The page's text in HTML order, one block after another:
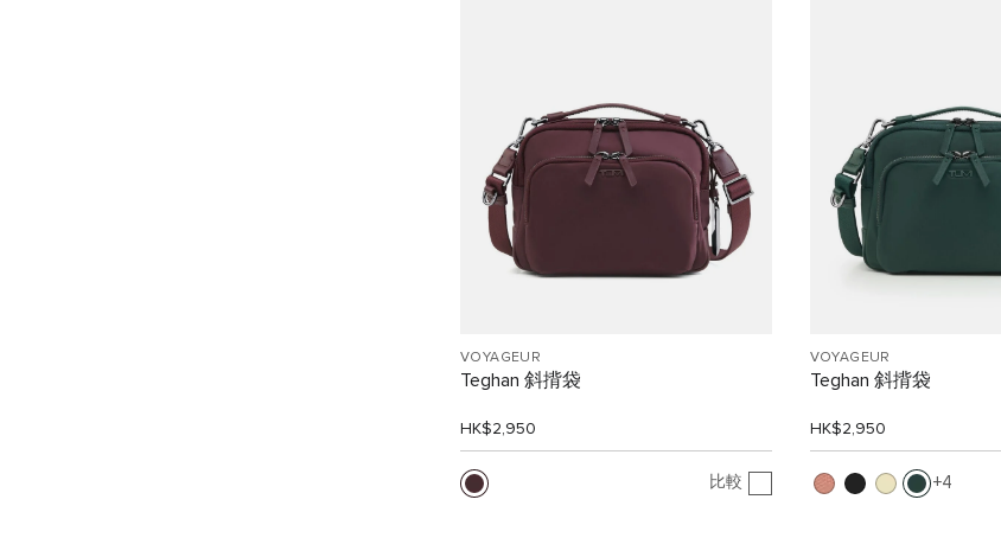
VOYAGEUR
Teghan 斜揹袋
HK$2,950
比較
VOYAGEUR
Teghan 斜揹袋
HK$2,950
4